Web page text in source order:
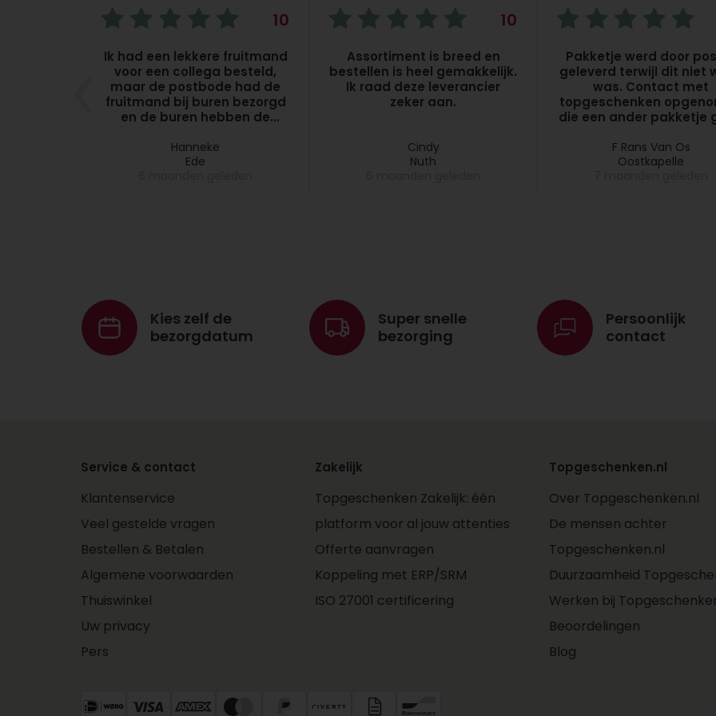
10
Ik had een lekkere fruitmand
voor een collega besteld,
maar de postbode had de
fruitmand bij buren bezorgd
en de buren hebben de
mijn collega gebracht, dus
dat melde ik bij
Hanneke
Ede
10
Assortiment is breed en
bestellen is heel gemakkelijk.
Ik raad deze leverancier
zeker aan.
Cindy
Nuth
Pakketje werd door
geleverd terwijl dit niet
was. Contact met
topgeschenken
die een ander pakketje
F Rans Van Os
Oostkapelle
Kies zelf de
bezorgdatum
Super snelle
bezorging
Persoonlijk
contact
Service & contact
Klantenservice
Veel gestelde vragen
Bestellen & Betalen
Algemene voorwaarden
Thuiswinkel
Uw privacy
Pers
Zakelijk
Topgeschenken Zakelijk: één
platform voor al jouw attenties
Offerte aanvragen
Koppeling met ERP/SRM
ISO 27001 certificering
Topgeschenken.nl
Over Topgeschenken.nl
De mensen achter
Topgeschenken.nl
Duurzaamheid
Werken bij
Beoordelingen
Blog